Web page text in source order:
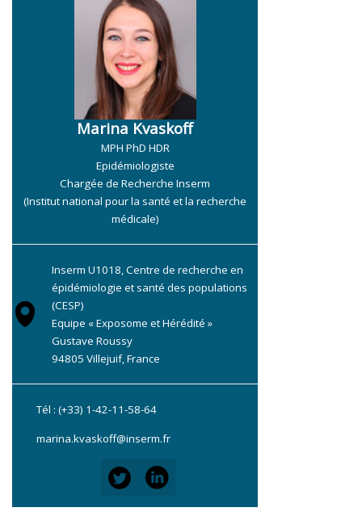
Marina Kvaskoff
MPH PhD HDR
Epidémiologiste
Chargée de Recherche Inserm
(Institut national pour la santé et la recherche
médicale)
Inserm U1018, Centre de recherche en
épidémiologie et santé des populations
(CESP)
Equipe « Exposome et Hérédité »
Gustave Roussy
94805 Villejuif, France
Tél : (+33) 1-42-11-58-64
marina.kvaskoff@inserm.fr